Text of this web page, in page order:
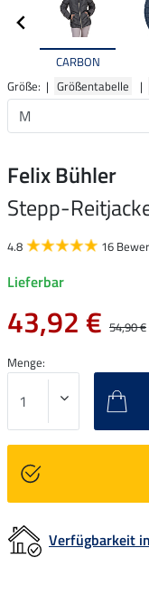
CARBON
Größe: | Größentabelle |
Felix Bühler
Stepp-
4.8 16
Lieferbar
43,92 € 54,90 €
Menge:
Verfügbarkeit